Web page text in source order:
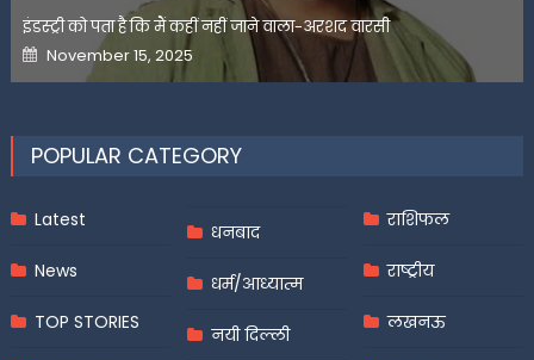
इंडस्ट्री को पता है कि मैं कहीं नहीं जाने वाला-अरशद वारसी
Posted
on
November 15, 2025
POPULAR CATEGORY
Latest
News
TOP STORIES
धनबाद
धर्म/आध्यात्म
नयी दिल्ली
राशिफल
राष्ट्रीय
लखनऊ